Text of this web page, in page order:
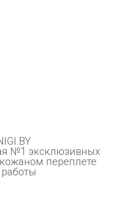
№1 эксклюзивных
переплете